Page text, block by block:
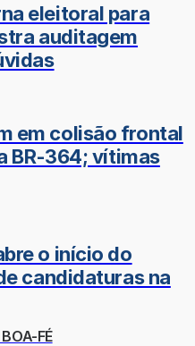
eleitoral para
auditagem
em colisão frontal
BR-364; vítimas
o início do
candidaturas na
FÉ